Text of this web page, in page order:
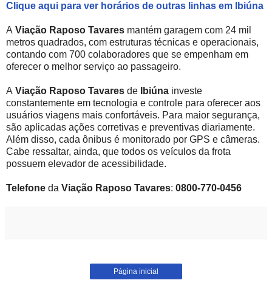
Clique aqui para ver horários de outras linhas em Ibiúna
A Viação Raposo Tavares mantém garagem com 24 mil
metros quadrados, com estruturas técnicas e operacionais,
contando com 700 colaboradores que se empenham em
oferecer o melhor serviço ao passageiro.
A Viação Raposo Tavares de Ibiúna investe
constantemente em tecnologia e controle para oferecer aos
usuários viagens mais confortáveis. Para maior segurança,
são aplicadas ações corretivas e preventivas diariamente.
Além disso, cada ônibus é monitorado por GPS e câmeras.
Cabe ressaltar, ainda, que todos os veículos da frota
possuem elevador de acessibilidade.
Telefone da Viação Raposo Tavares: 0800-770-0456
Página inicial